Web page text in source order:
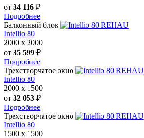
от 34 116 ₽
Подробнее
Балконный блок
REHAU
Intellio 80
2000 х 2000
от 35 599 ₽
Подробнее
Трехстворчатое окно
REHAU
Intellio 80
2000 х 1500
от 32 053 ₽
Подробнее
Трехстворчатое окно
REHAU
Intellio 80
1500 х 1500